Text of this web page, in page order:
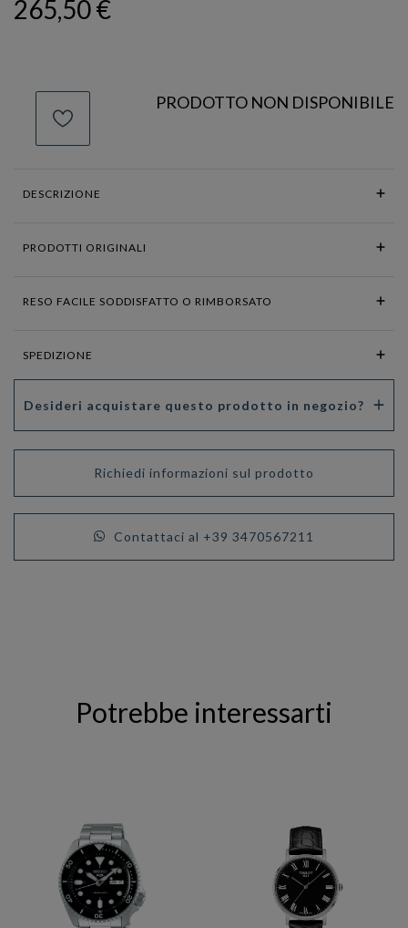
265,50 €
PRODOTTO NON DISPONIBILE
DESCRIZIONE
PRODOTTI ORIGINALI
RESO FACILE SODDISFATTO O RIMBORSATO
SPEDIZIONE
Desideri acquistare questo prodotto in negozio?
Richiedi informazioni sul prodotto
Contattaci al +39 3470567211
Potrebbe interessarti